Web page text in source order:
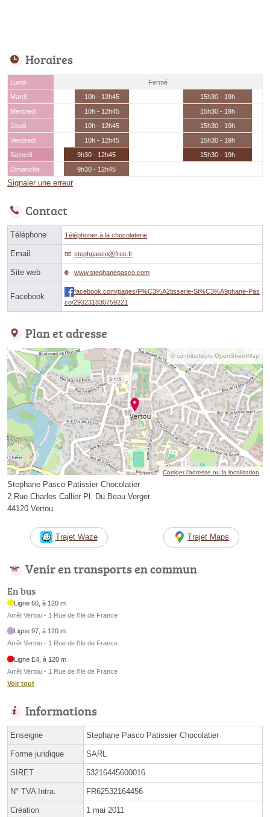
Horaires
Lundi
Fermé
Mardi
10h - 12h45
15h30 - 19h
Mercredi
10h - 12h45
15h30 - 19h
Jeudi
10h - 12h45
15h30 - 19h
Vendredi
10h - 12h45
15h30 - 19h
Samedi
9h30 - 12h45
15h30 - 19h
Dimanche
9h30 - 12h45
Signaler une erreur
Contact
Téléphone Téléphoner à la chocolaterie
Email stephpascoⓐfree.fr
Site web www.stephanepasco.com
Facebook
facebook.com/pages/P%C3%A2tisserie-St%C3%A9phane-Pas
co/293231830759221
Plan et adresse
© contributeurs OpenStreetMap
Corriger l’adresse ou la localisation
Stephane Pasco Patissier Chocolatier
2 Rue Charles Callier Pl. Du Beau Verger
44120 Vertou
Trajet Waze Trajet Maps
Venir en transports en commun
En bus
Ligne 60, à 120 m
Arrêt Vertou - 1 Rue de l'Ile de France
Ligne 97, à 120 m
Arrêt Vertou - 1 Rue de l'Ile de France
Ligne E4, à 120 m
Arrêt Vertou - 1 Rue de l'Ile de France
Voir tout
Informations
Enseigne Stephane Pasco Patissier Chocolatier
Forme juridique SARL
SIRET 53216445600016
N° TVA Intra. FR62532164456
Création 1 mai 2011